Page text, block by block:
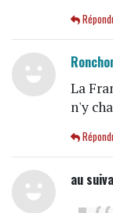
La
n'y
au